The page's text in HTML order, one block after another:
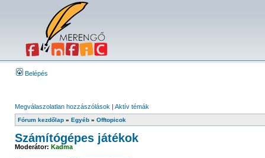
Belépés
Megválaszolatlan hozzászólások | Aktív témák
Fórum kezdőlap » Egyéb » Offtopicok
Számítógépes játékok
Moderátor: Kadma